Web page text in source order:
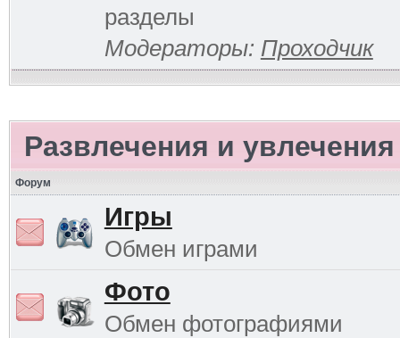
разделы
Модераторы: Проходчик
Развлечения и увлечения
Форум
Игры
Обмен играми
Фото
Обмен фотографиями